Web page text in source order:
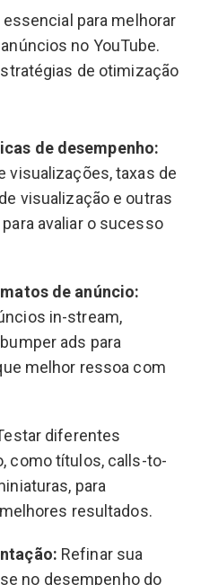
para melhorar
no YouTube.
de otimização
de desempenho:
visualizações, taxas de
visualização e outras
avaliar o sucesso
de anúncio:
in-stream,
ads para
melhor ressoa com
diferentes
como títulos, calls-to-
para
resultados.
Refinar sua
no desempenho do